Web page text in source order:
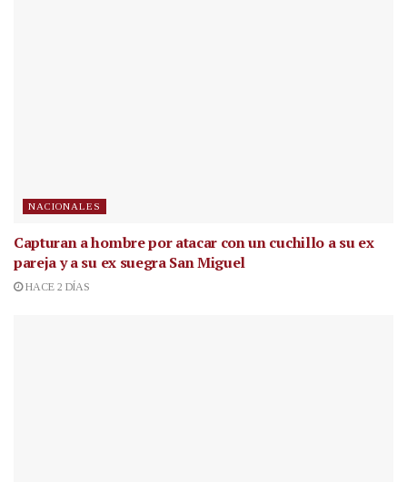
NACIONALES
Capturan a hombre por atacar con un cuchillo a su ex
pareja y a su ex suegra San Miguel
HACE 2 DÍAS